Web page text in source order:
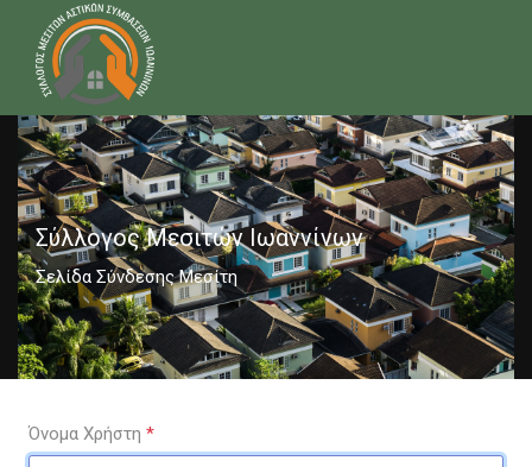
Σύλλογος Μεσιτών Ιωαννίνων
Σελίδα Σύνδεσης Μεσίτη
Όνομα Χρήστη *